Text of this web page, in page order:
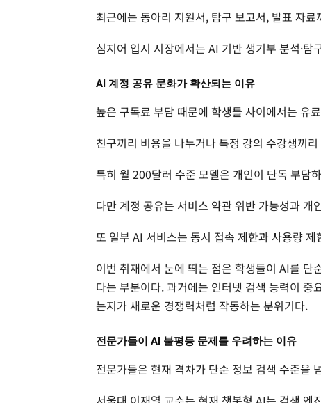
최근에는 동아리 지원서, 탐구 보고서, 발표 자
심지어 입시 시장에서는 AI 기반 생기부 분석·
AI 계정 공유 문화가 확산되는 이유
높은 구독료 부담 때문에 학생들 사이에서는 유
친구끼리 비용을 나누거나 특정 강의 수강생끼
특히 월 200달러 수준 모델은 개인이 단독 부담
다만 계정 공유는 서비스 약관 위반 가능성과 개
또 일부 AI 서비스는 동시 접속 제한과 사용량
이번 취재에서 눈에 띄는 점은 학생들이 AI를 단
다는 부분이다. 과거에는 인터넷 검색 능력이
는지가 새로운 경쟁력처럼 작동하는 분위기다.
전문가들이 AI 불평등 문제를 우려하는 이유
전문가들은 현재 격차가 단순 정보 검색 수준을